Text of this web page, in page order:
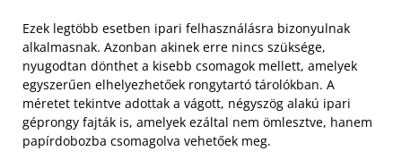
Ezek legtöbb esetben ipari felhasználásra bizonyulnak
alkalmasnak. Azonban akinek erre nincs szüksége,
nyugodtan dönthet a kisebb csomagok mellett, amelyek
egyszerűen elhelyezhetőek rongytartó tárolókban. A
méretet tekintve adottak a vágott, négyszög alakú ipari
géprongy fajták is, amelyek ezáltal nem ömlesztve, hanem
papírdobozba csomagolva vehetőek meg.